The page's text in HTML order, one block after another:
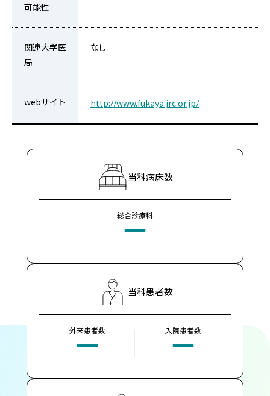
可能性
関連大学医
局
なし
webサイト http://www.fukaya.jrc.or.jp/
当科病床数
総合診療科
ー
当科患者数
外来患者数
ー 入院患者数
ー